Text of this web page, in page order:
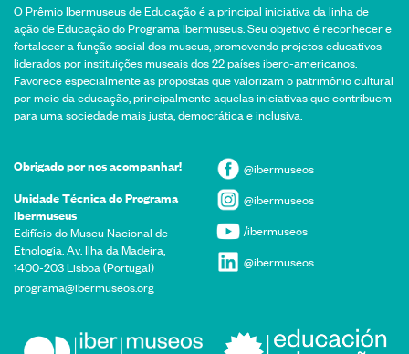
O Prêmio Ibermuseus de Educação é a principal iniciativa da linha de
ação de Educação do Programa Ibermuseus. Seu objetivo é reconhecer e
fortalecer a função social dos museus, promovendo projetos educativos
liderados por instituições museais dos 22 países ibero-americanos.
Favorece especialmente as propostas que valorizam o patrimônio cultural
por meio da educação, principalmente aquelas iniciativas que contribuem
para uma sociedade mais justa, democrática e inclusiva.
Obrigado por nos acompanhar!
Unidade Técnica do Programa
Ibermuseus
Edifício do Museu Nacional de
Etnologia. Av. Ilha da Madeira,
1400-203 Lisboa (Portugal)
programa@ibermuseos.org
@ibermuseos
@ibermuseos
/ibermuseos
@ibermuseos